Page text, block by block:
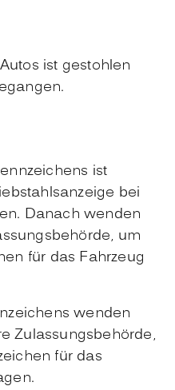
ist gestohlen
ist
bei
Danach wenden
um
für das Fahrzeug
wenden
Zulassungsbehörde,
für das